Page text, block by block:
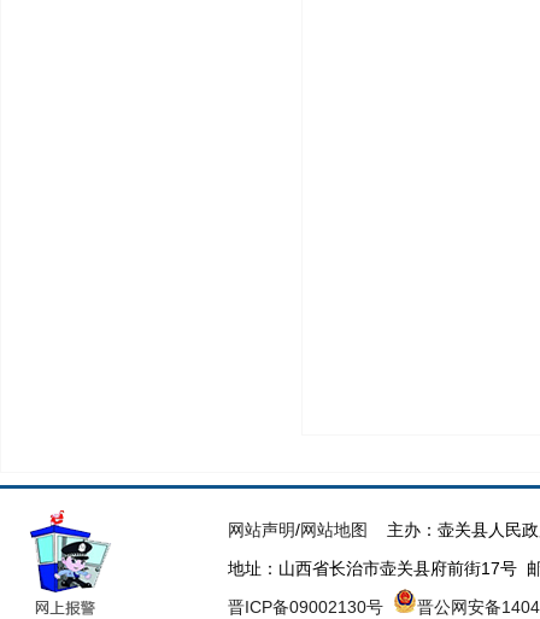
网站声明/网站地图
主办：壶关县人民
地址：山西省长治市壶关县府前街17号
晋ICP备09002130号
晋公网安备